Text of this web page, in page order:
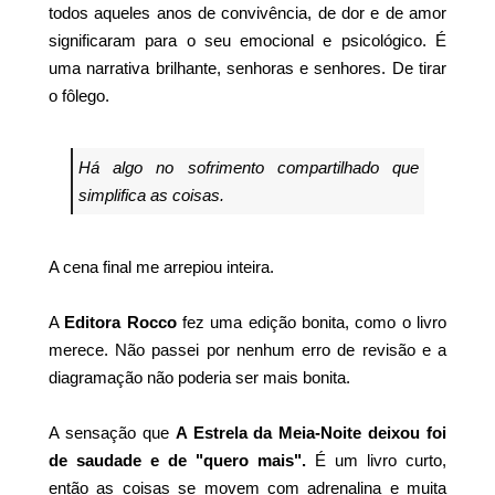
todos aqueles anos de convivência, de dor e de amor
significaram para o seu emocional e psicológico. É
uma narrativa brilhante, senhoras e senhores. De tirar
o fôlego.
Há algo no sofrimento compartilhado que
simplifica as coisas.
A cena final me arrepiou inteira.
A Editora Roccofez uma edição bonita, como o livro
merece. Não passei por nenhum erro de revisão e a
diagramação não poderia ser mais bonita.
A sensação que A Estrela da Meia-Noite deixou foi
de saudade e de "quero mais". É um livro curto,
então as coisas se movem com adrenalina e muita